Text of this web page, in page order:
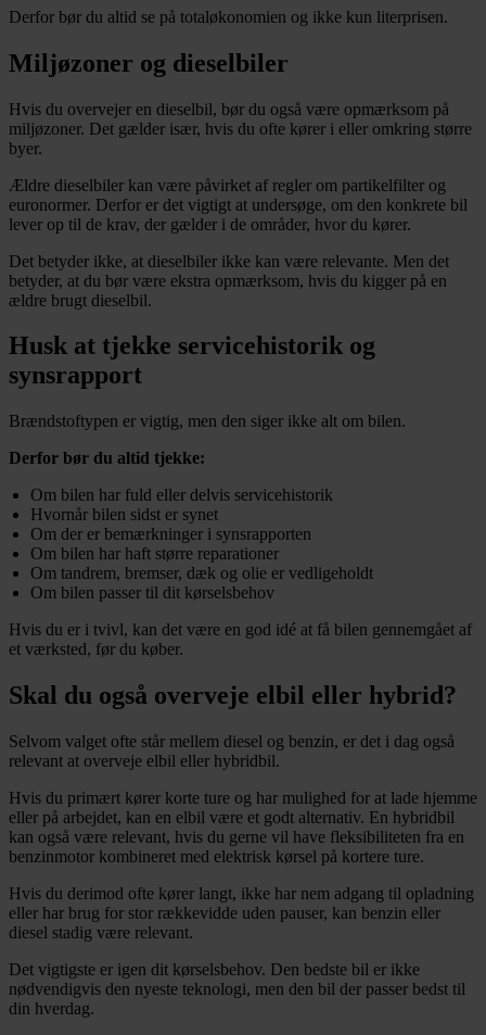
Derfor bør du altid se på totaløkonomien og ikke kun literprisen.
Miljøzoner og dieselbiler
Hvis du overvejer en dieselbil, bør du også være opmærksom på
miljøzoner. Det gælder især, hvis du ofte kører i eller omkring større
byer.
Ældre dieselbiler kan være påvirket af regler om partikelfilter og
euronormer. Derfor er det vigtigt at undersøge, om den konkrete bil
lever op til de krav, der gælder i de områder, hvor du kører.
Det betyder ikke, at dieselbiler ikke kan være relevante. Men det
betyder, at du bør være ekstra opmærksom, hvis du kigger på en
ældre brugt dieselbil.
Husk at tjekke servicehistorik og
synsrapport
Brændstoftypen er vigtig, men den siger ikke alt om bilen.
Derfor bør du altid tjekke:
Om bilen har fuld eller delvis servicehistorik
Hvornår bilen sidst er synet
Om der er bemærkninger i synsrapporten
Om bilen har haft større reparationer
Om tandrem, bremser, dæk og olie er vedligeholdt
Om bilen passer til dit kørselsbehov
Hvis du er i tvivl, kan det være en god idé at få bilen gennemgået af
et værksted, før du køber.
Skal du også overveje elbil eller hybrid?
Selvom valget ofte står mellem diesel og benzin, er det i dag også
relevant at overveje elbil eller hybridbil.
Hvis du primært kører korte ture og har mulighed for at lade hjemme
eller på arbejdet, kan en elbil være et godt alternativ. En hybridbil
kan også være relevant, hvis du gerne vil have fleksibiliteten fra en
benzinmotor kombineret med elektrisk kørsel på kortere ture.
Hvis du derimod ofte kører langt, ikke har nem adgang til opladning
eller har brug for stor rækkevidde uden pauser, kan benzin eller
diesel stadig være relevant.
Det vigtigste er igen dit kørselsbehov. Den bedste bil er ikke
nødvendigvis den nyeste teknologi, men den bil der passer bedst til
din hverdag.